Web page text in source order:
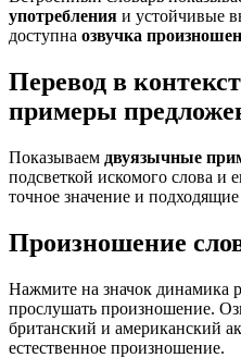
употребления и устойчивые
доступна озвучка
Перевод в
примеры
Показываем двуязычные
подсветкой искомого слова
точное значение и
Произношение
Нажмите на значок динамика
прослушать произношение.
британский и американский
естественное произношение.